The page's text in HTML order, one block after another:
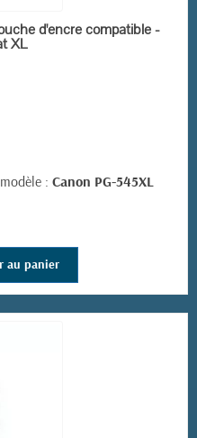
d'encre compatible -
XL
: Canon PG-545XL
au panier